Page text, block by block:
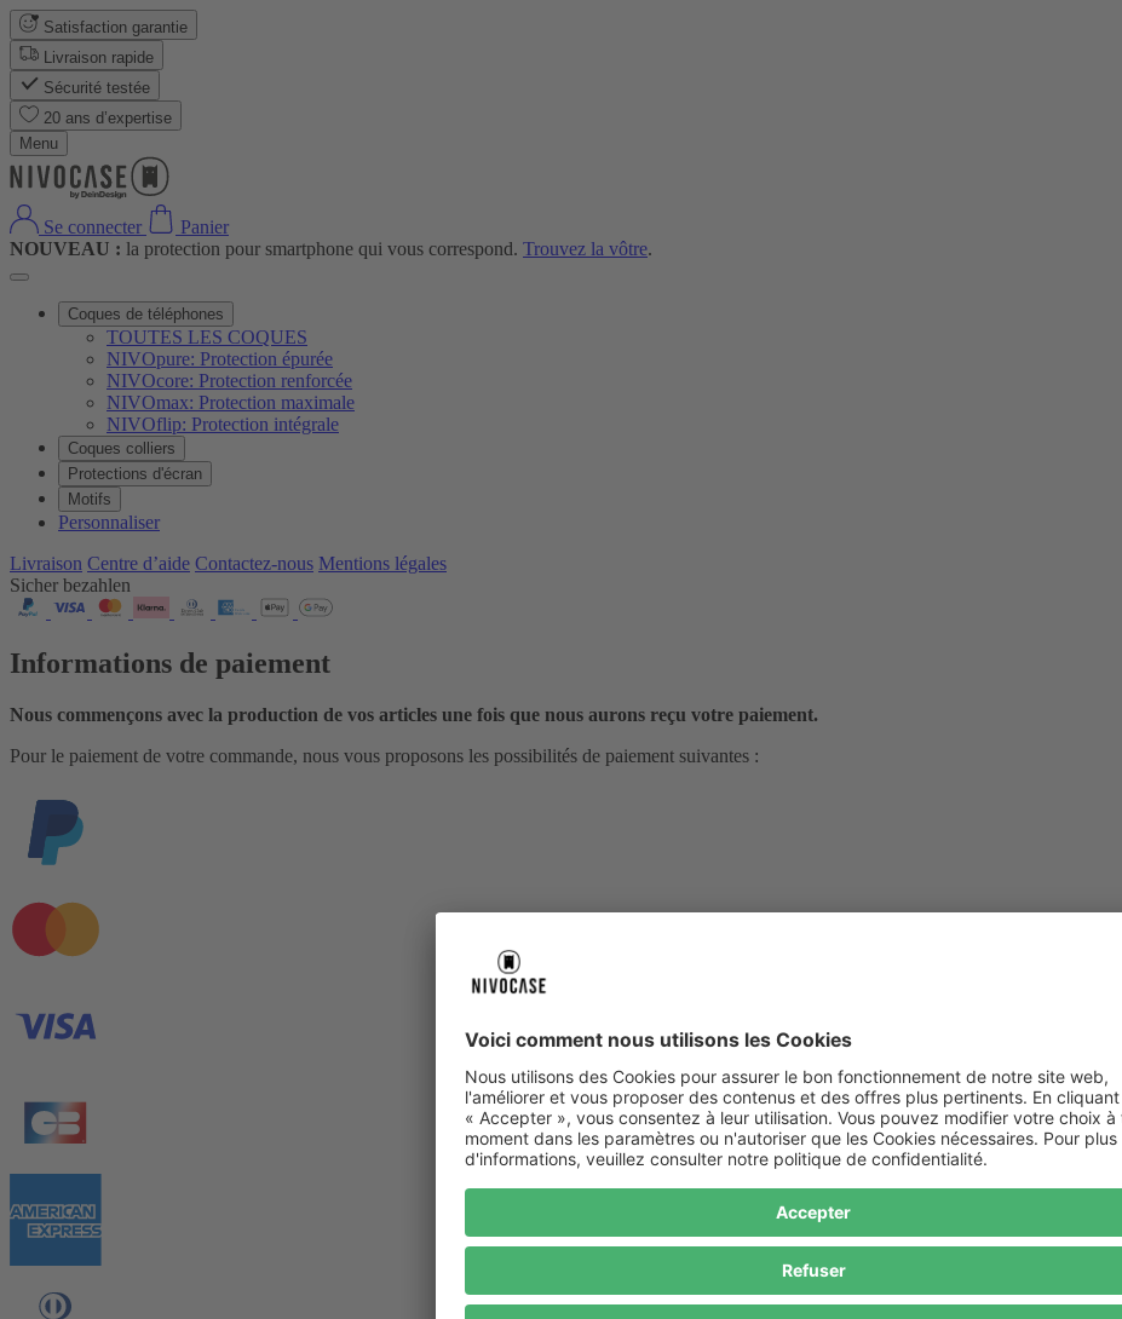
Satisfaction garantie
Livraison rapide
Sécurité testée
20 ans d’expertise
Menu
Se connecter
Panier
NOUVEAU : la protection pour smartphone qui vous correspond. Trouvez la vôtre.
Coques de téléphones
TOUTES LES COQUES
NIVOpure: Protection épurée
NIVOcore: Protection renforcée
NIVOmax: Protection maximale
NIVOflip: Protection intégrale
Coques colliers
Protections d'écran
Motifs
Personnaliser
Livraison Centre d’aide Contactez‑nous Mentions légales
Sicher bezahlen
Informations de paiement
Nous commençons avec la production de vos articles une fois que nous aurons reçu votre paiement.
Pour le paiement de votre commande, nous vous proposons les possibilités de paiement suivantes :